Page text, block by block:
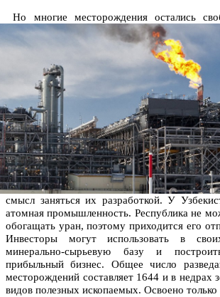
Но многие месторождения остались
смысл заняться их разработкой. У
атомная промышленность. Республика не
обогащать уран, поэтому приходится его
Инвесторы могут использовать в
минерально-сырьевую базу и
прибыльный бизнес. Общее число
месторождений составляет 1644 и в недрах
видов полезных ископаемых. Освоено